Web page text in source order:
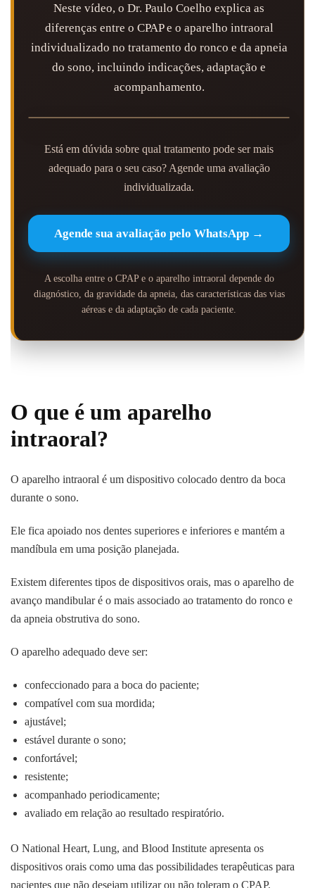
Neste vídeo, o Dr. Paulo Coelho explica as
diferenças entre o CPAP e o aparelho intraoral
individualizado no tratamento do ronco e da apneia
do sono, incluindo indicações, adaptação e
acompanhamento.
Está em dúvida sobre qual tratamento pode ser mais
adequado para o seu caso? Agende uma avaliação
individualizada.
Agende sua avaliação pelo WhatsApp →
A escolha entre o CPAP e o aparelho intraoral depende do
diagnóstico, da gravidade da apneia, das características das vias
aéreas e da adaptação de cada paciente.
O que é um aparelho
intraoral?
O aparelho intraoral é um dispositivo colocado dentro da boca
durante o sono.
Ele fica apoiado nos dentes superiores e inferiores e mantém a
mandíbula em uma posição planejada.
Existem diferentes tipos de dispositivos orais, mas o aparelho de
avanço mandibular é o mais associado ao tratamento do ronco e
da apneia obstrutiva do sono.
O aparelho adequado deve ser:
confeccionado para a boca do paciente;
compatível com sua mordida;
ajustável;
estável durante o sono;
confortável;
resistente;
acompanhado periodicamente;
avaliado em relação ao resultado respiratório.
O National Heart, Lung, and Blood Institute apresenta os
dispositivos orais como uma das possibilidades terapêuticas para
pacientes que não desejam utilizar ou não toleram o CPAP.